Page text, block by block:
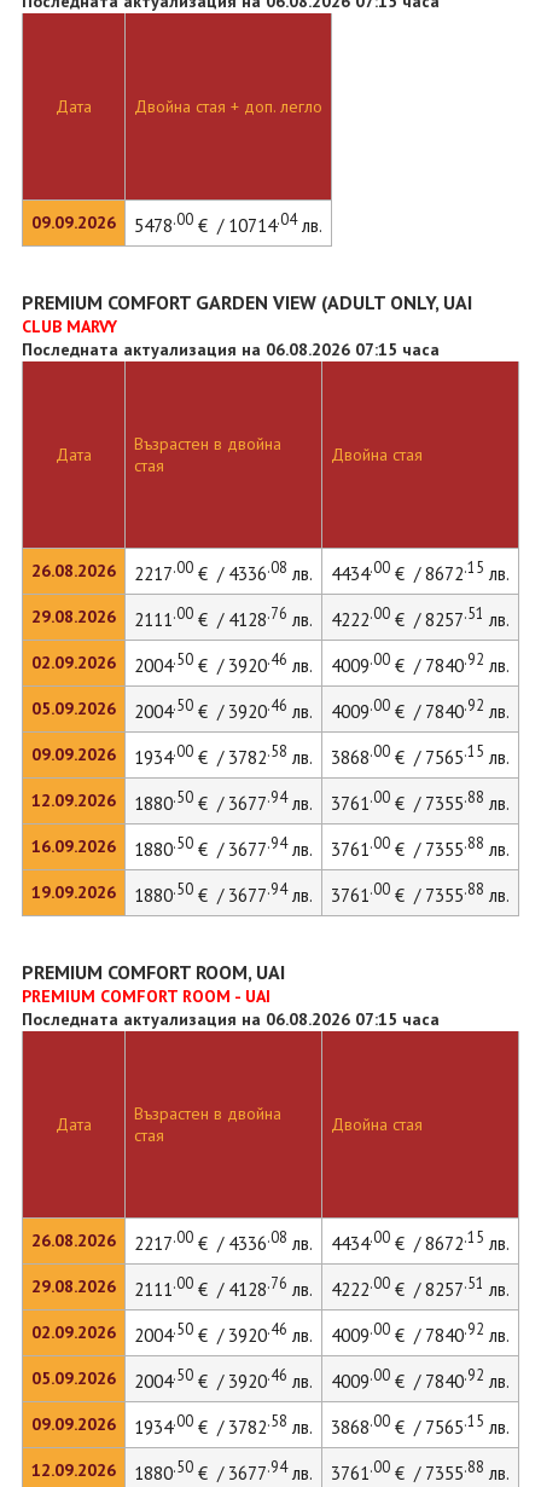
Дата
09.09.2026
Двойна стая + доп. легло
5478.00€ / 10714.04лв.
PREMIUM COMFORT GARDEN VIEW (ADULT ONLY, UAI
CLUB MARVY
Последната актуализация на 06.08.2026 07:15 часа
Дата
26.08.2026
29.08.2026
02.09.2026
05.09.2026
09.09.2026
12.09.2026
16.09.2026
19.09.2026
Възрастен в двойна
стая
Двойна стая
2217.00€ / 4336.08 лв. 4434.00€ / 8672.15 лв.
2111.00€ / 4128.76 лв. 4222.00€ / 8257.51 лв.
2004.50€ / 3920.46 лв. 4009.00€ / 7840.92 лв.
2004.50€ / 3920.46 лв. 4009.00€ / 7840.92 лв.
1934.00€ / 3782.58 лв. 3868.00€ / 7565.15 лв.
1880.50€ / 3677.94лв. 3761.00€ / 7355.88 лв.
1880.50€ / 3677.94лв. 3761.00€ / 7355.88 лв.
1880.50€ / 3677.94лв. 3761.00€ / 7355.88 лв.
PREMIUM COMFORT ROOM, UAI
PREMIUM COMFORT ROOM - UAI
Последната актуализация на 06.08.2026 07:15 часа
Дата
26.08.2026
29.08.2026
02.09.2026
05.09.2026
09.09.2026
12.09.2026
Възрастен в двойна
стая
Двойна стая
2217.00€ / 4336.08 лв. 4434.00€ / 8672.15 лв.
2111.00€ / 4128.76 лв. 4222.00€ / 8257.51 лв.
2004.50€ / 3920.46 лв. 4009.00€ / 7840.92 лв.
2004.50€ / 3920.46 лв. 4009.00€ / 7840.92 лв.
1934.00€ / 3782.58 лв. 3868.00€ / 7565.15 лв.
1880.50€ / 3677.94лв. 3761.00€ / 7355.88 лв.